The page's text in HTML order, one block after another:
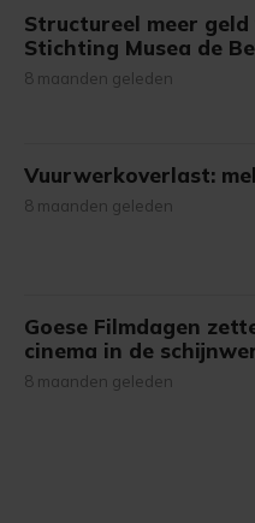
Structureel meer geld
Stichting Musea de
8 maanden geleden
Vuurwerkoverlast:
8 maanden geleden
Goese Filmdagen
cinema in de
8 maanden geleden